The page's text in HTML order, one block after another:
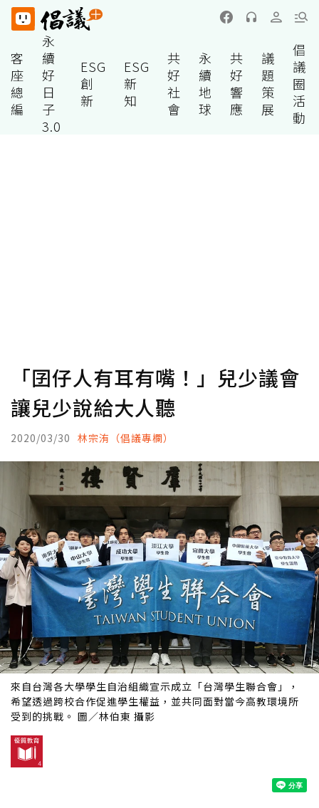
客
座
總
編
永
續
好
日
子
3.0
ESG
創
新
ESG
新
知
共
好
社
會
永
續
地
球
共
好
響
應
議
題
策
展
倡
議
圈
活
動
「囝仔人有耳有嘴！」兒少議會
讓兒少說給大人聽
2020/03/30 林宗洧（倡議專欄）
來自台灣各大學學生自治組織宣示成立「台灣學生聯合會」，
希望透過跨校合作促進學生權益，並共同面對當今高教環境所
受到的挑戰。 圖／林伯東 攝影